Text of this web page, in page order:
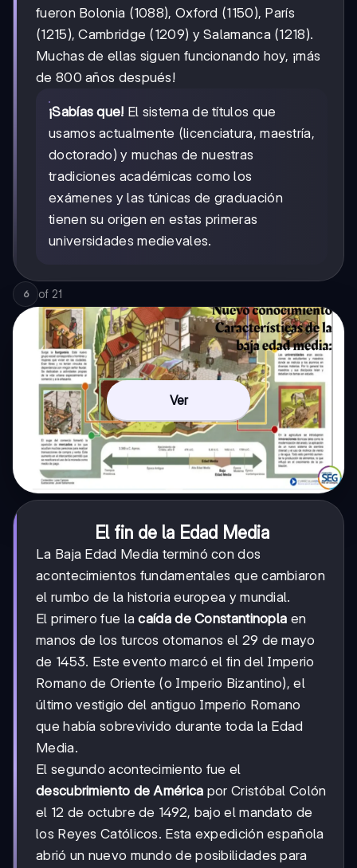
fueron Bolonia (1088), Oxford (1150), París
(1215), Cambridge (1209) y Salamanca (1218).
Muchas de ellas siguen funcionando hoy, ¡más
de 800 años después!
¡Sabías que! El sistema de títulos que
usamos actualmente (licenciatura, maestría,
doctorado) y muchas de nuestras
tradiciones académicas como los
exámenes y las túnicas de graduación
tienen su origen en estas primeras
universidades medievales.
6 of 21
Ver
El fin de la Edad Media
La Baja Edad Media terminó con dos
acontecimientos fundamentales que cambiaron
el rumbo de la historia europea y mundial.
El primero fue lacaída de Constantinopla en
manos de los turcos otomanos el 29 de mayo
de 1453. Este evento marcó el fin del Imperio
Romano de Oriente (o Imperio Bizantino), el
último vestigio del antiguo Imperio Romano
que había sobrevivido durante toda la Edad
Media.
El segundo acontecimiento fue el
descubrimiento de América por Cristóbal Colón
el 12 de octubre de 1492, bajo el mandato de
los Reyes Católicos. Esta expedición española
abrió un nuevo mundo de posibilidades para